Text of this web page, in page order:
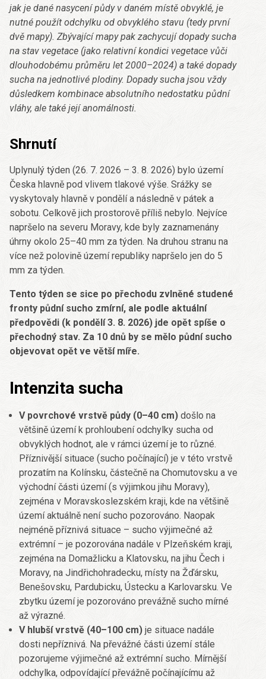
jak je dané nasycení půdy v daném místě obvyklé, je
nutné použít odchylku od obvyklého stavu (tedy první
dvě mapy). Zbývající mapy pak zachycují dopady sucha
na stav vegetace (jako relativní kondici vegetace vůči
dlouhodobému průměru let 2000–2024) a také dopady
sucha na jednotlivé plodiny. Dopady sucha jsou vždy
důsledkem kombinace absolutního nedostatku půdní
vláhy, ale také její anomálnosti.
Shrnutí
Uplynulý týden (26. 7. 2026 – 3. 8. 2026) bylo území
Česka hlavně pod vlivem tlakové výše. Srážky se
vyskytovaly hlavně v pondělí a následně v pátek a
sobotu. Celkově jich prostorově příliš nebylo. Nejvíce
napršelo na severu Moravy, kde byly zaznamenány
úhrny okolo 25–40 mm za týden. Na druhou stranu na
více než polovině území republiky napršelo jen do 5
mm za týden.
Tento týden se sice po přechodu zvlněné studené
fronty půdní sucho zmírní, ale podle aktuální
předpovědi (k pondělí 3. 8. 2026) jde opět spíše o
přechodný stav. Za 10 dnů by se mělo půdní sucho
objevovat opět ve větší míře.
Intenzita sucha
V povrchové vrstvě půdy (0–40 cm) došlo na
většině území k prohloubení odchylky sucha od
obvyklých hodnot, ale v rámci území je to různé.
Příznivější situace (sucho počínající) je v této vrstvě
prozatím na Kolínsku, částečně na Chomutovsku a ve
východní části území (s výjimkou jihu Moravy),
zejména v Moravskoslezském kraji, kde na většině
území aktuálně není sucho pozorováno. Naopak
nejméně příznivá situace – sucho výjimečné až
extrémní – je pozorována nadále v Plzeňském kraji,
zejména na Domažlicku a Klatovsku, na jihu Čech i
Moravy, na Jindřichohradecku, místy na Žďársku,
Benešovsku, Pardubicku, Ústecku a Karlovarsku. Ve
zbytku území je pozorováno prevážně sucho mírné
až výrazné.
V hlubší vrstvě (40–100 cm) je situace nadále
dosti nepříznivá. Na převážné části území stále
pozorujeme výjimečné až extrémní sucho. Mírnější
odchylka, odpovídající převážně počínajícímu až